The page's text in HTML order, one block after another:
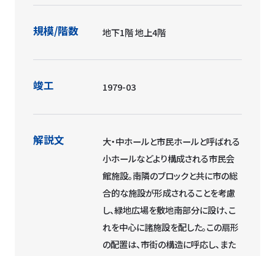
規模/階数 地下1階 地上4階
竣工 1979-03
解説文
大・中ホールと市民ホールと呼ばれる
小ホールなどより構成される市民会
館施設。南隣のブロックと共に市の総
合的な施設が形成されることを考慮
し、緑地広場を敷地南部分に設け、こ
れを中心に諸施設を配した。この扇形
の配置は、市街の構造に呼応し、また